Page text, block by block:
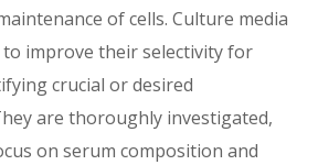
of cells. Culture media
improve their selectivity for
crucial or desired
are thoroughly investigated,
on serum composition and